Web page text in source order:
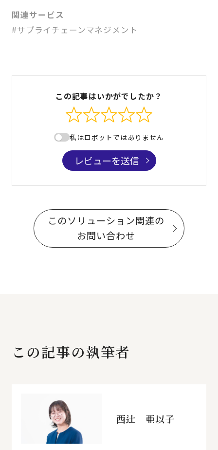
関連サービス
#サプライチェーンマネジメント
この記事はいかがでしたか？
私はロボットではありません
レビューを送信
このソリューション関連の
お問い合わせ
この記事の執筆者
西辻 亜以子